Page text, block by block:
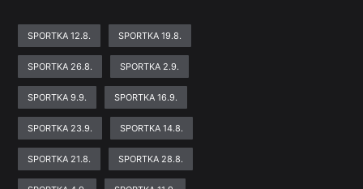
SPORTKA 12.8. SPORTKA 19.8.
SPORTKA 26.8. SPORTKA 2.9.
SPORTKA 9.9. SPORTKA 16.9.
SPORTKA 23.9. SPORTKA 14.8.
SPORTKA 21.8. SPORTKA 28.8.